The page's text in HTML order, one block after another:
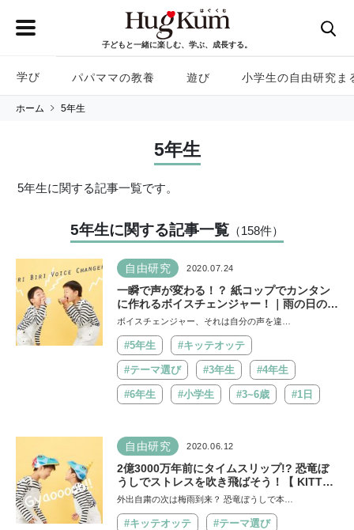
子どもと一緒に楽しむ、学ぶ、成長する。
学び パパママの教養 遊び 小学生の自由研究ま
ホーム 5年生
5年生
5年生に関する記事一覧です。
5年生に関する記事一覧 （158件）
自由研究 2020.07.24
一瞬で声が変わる！？ 紙コップでカンタン
に作れるボイスチェンジャー！｜雨の日のお
うち工作遊びにもおすすめ【KITTE OTTE】
ボイスチェンジャー、それは自分の声を違…
#5年生 #キッテオッテ
#テーマ選び #3年生 #4年生
#6年生 #小学生 #3~6歳 #1日
自由研究 2020.06.12
2億3000万年前にタイムスリップ!? 恐竜ぼ
うしでストレスを吹き飛ばそう！【 KITTE
OTTE 】
外出自粛の次は梅雨到来？ 恐竜ぼうしで本…
#キッテオッテ #テーマ選び